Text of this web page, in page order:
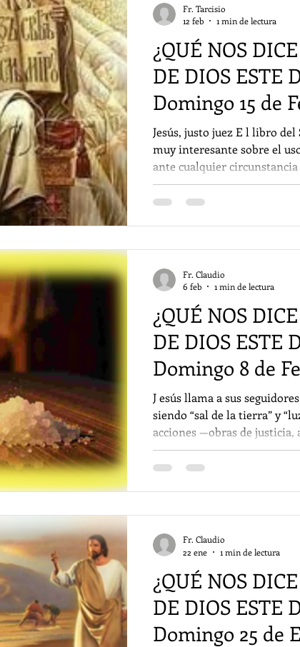
¿QUÉ NOS
DE DIOS ESTE
Domingo 15 de
Jesús, justo juez E l libro
muy interesante sobre el
ante cualquier
elegir entre lo bueno y lo
perjudica, etc. Podemos
libertad y a decidir con sabiduría. Por
evangelio nos presenta una
Fr. Tarcisio
12 feb
1 min de lectura
¿QUÉ NOS
DE DIOS ESTE
Domingo 8 de
J esús llama a sus
siendo “sal de la tierra” y
acciones —obras de
iluminen la vida diaria y
protagonismo, sirviendo a
ofrece esperanza,
necesitado de sentido. No
Fr. Claudio
6 feb
1 min de lectura
¿QUÉ NOS
DE DIOS ESTE
Domingo 25 de
Fr. Claudio
22 ene
1 min de lectura